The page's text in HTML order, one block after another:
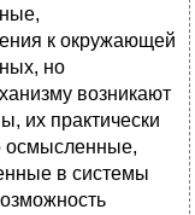
к окружающей
но
возникают
их практически
осмысленные,
в системы